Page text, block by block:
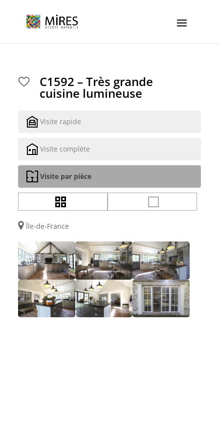
C1592 – Très grande
cuisine lumineuse
Visite rapide
Visite complète
Visite par pièce
Île-de-France